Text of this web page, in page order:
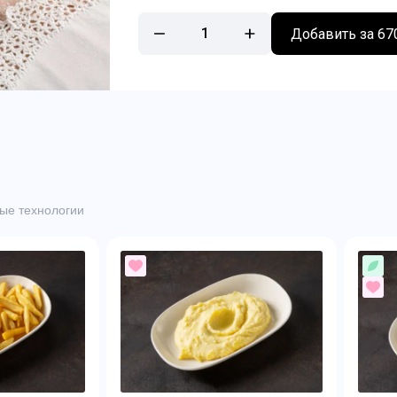
1 Добавить за
технологии